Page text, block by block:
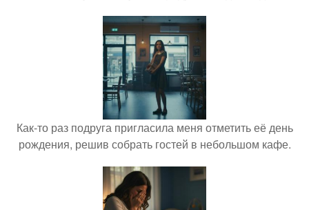
Как-то раз подруга пригласила меня отметить её день
рождения, решив собрать гостей в небольшом кафе.